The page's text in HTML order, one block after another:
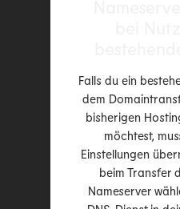
Falls du ein
dem
bisherigen
möchtest,
Einstellungen
beim Transfer
Nameserver